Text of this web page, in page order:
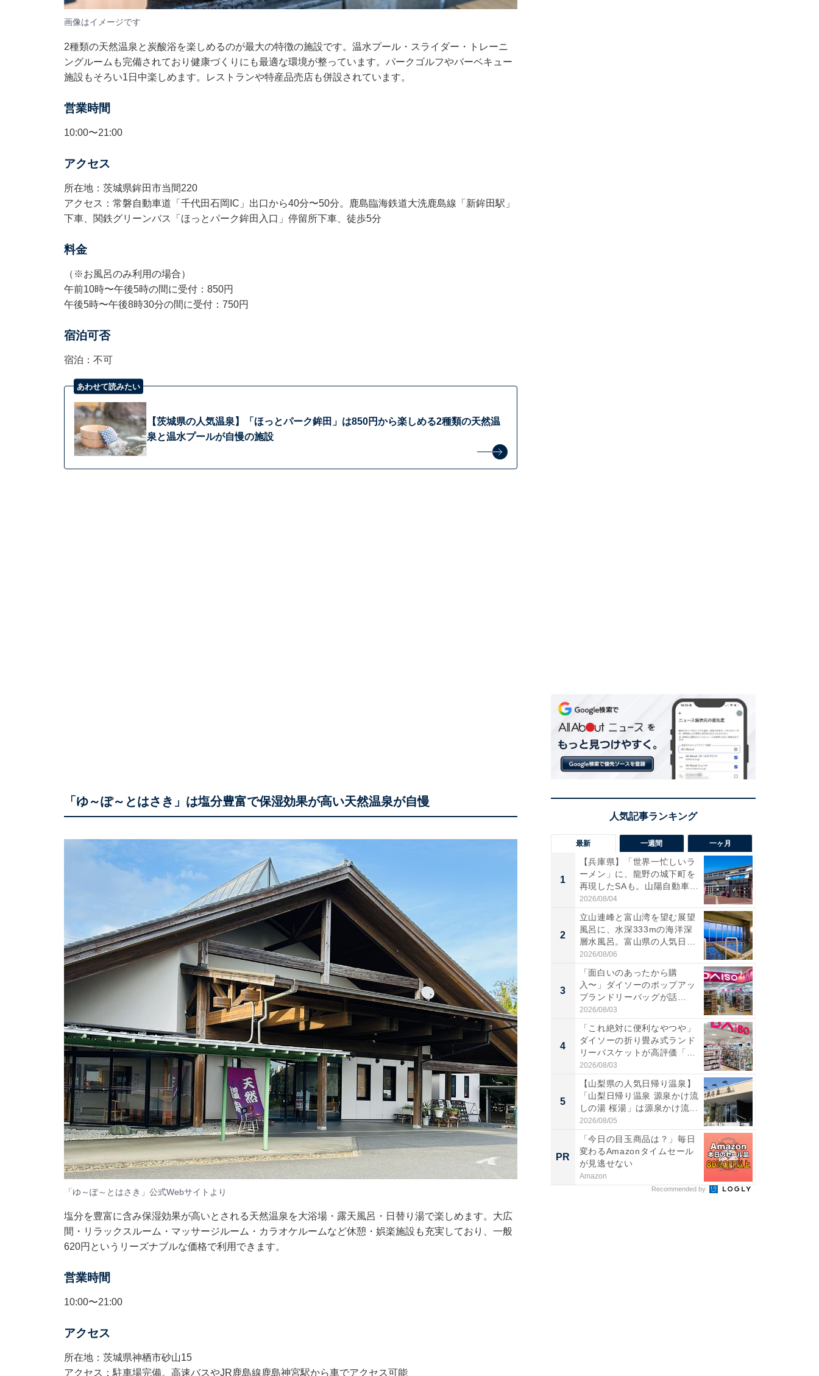
画像はイメージです
2種類の天然温泉と炭酸浴を楽しめるのが最大の特徴の施設です。温水プール・スライダー・トレーニ
ングルームも完備されており健康づくりにも最適な環境が整っています。パークゴルフやバーベキュー
施設もそろい1日中楽しめます。レストランや特産品売店も併設されています。
営業時間
10:00〜21:00
アクセス
所在地：茨城県鉾田市当間220
アクセス：常磐自動車道「千代田石岡IC」出口から40分〜50分。鹿島臨海鉄道大洗鹿島線「新鉾田駅」
下車、関鉄グリーンバス「ほっとパーク鉾田入口」停留所下車、徒歩5分
料金
（※お風呂のみ利用の場合）
午前10時〜午後5時の間に受付：850円
午後5時〜午後8時30分の間に受付：750円
宿泊可否
宿泊：不可
あわせて読みたい
【茨城県の人気温泉】「ほっとパーク鉾田」は850円から楽しめる2種類の天然温
泉と温水プールが自慢の施設
「ゆ～ぽ～とはさき」は塩分豊富で保湿効果が高い天然温泉が自慢
「ゆ～ぽ～とはさき」公式Webサイトより
塩分を豊富に含み保湿効果が高いとされる天然温泉を大浴場・露天風呂・日替り湯で楽しめます。大広
間・リラックスルーム・マッサージルーム・カラオケルームなど休憩・娯楽施設も充実しており、一般
620円というリーズナブルな価格で利用できます。
営業時間
10:00〜21:00
アクセス
所在地：茨城県神栖市砂山15
アクセス：駐車場完備。高速バスやJR鹿島線鹿島神宮駅から車でアクセス可能
最新 一週間 一ヶ月
1
【兵庫県】「世界一忙しいラ
ーメン」に、龍野の城下町を
再現したSAも。山陽自動車
道...
2026/08/04
2
立山連峰と富山湾を望む展望
風呂に、水深333mの海洋深
層水風呂。富山県の人気日
帰...
2026/08/06
3
「面白いのあったから購
入〜」ダイソーのポップアッ
プランドリーバッグが話
題。“さま...
2026/08/03
4
「これ絶対に便利なやつや」
ダイソーの折り畳み式ランド
リーバスケットが高評価「使
わ...
2026/08/03
5
【山梨県の人気日帰り温泉】
「山梨日帰り温泉 源泉かけ流
しの湯 桜湯」は源泉かけ流...
2026/08/05
PR
「今日の目玉商品は？」毎日
変わるAmazonタイムセール
が見逃せない
Amazon
Recommended by